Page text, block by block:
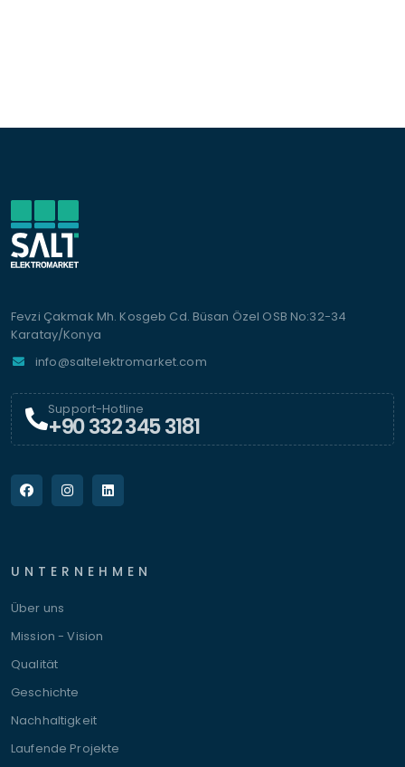
Fevzi Çakmak Mh. Kosgeb Cd. Büsan Özel OSB No:32-34
Karatay/Konya
info@saltelektromarket.com
Support-Hotline
+90 332 345 3181
UNTERNEHMEN
Über uns
Mission - Vision
Qualität
Geschichte
Nachhaltigkeit
Laufende Projekte